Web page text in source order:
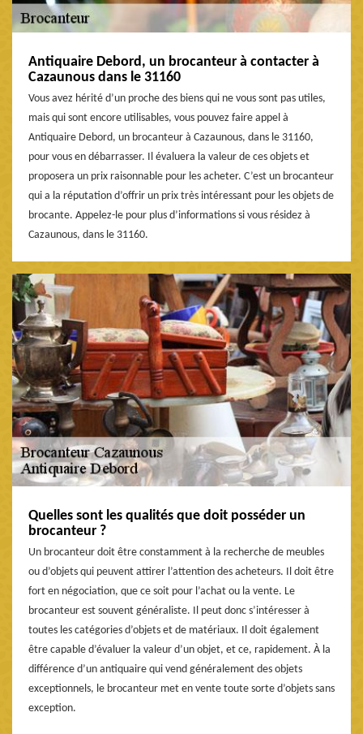
Antiquaire Debord, un brocanteur à contacter à
Cazaunous dans le 31160
Vous avez hérité d’un proche des biens qui ne vous sont pas utiles,
mais qui sont encore utilisables, vous pouvez faire appel à
Antiquaire Debord, un brocanteur à Cazaunous, dans le 31160,
pour vous en débarrasser. Il évaluera la valeur de ces objets et
proposera un prix raisonnable pour les acheter. C’est un brocanteur
qui a la réputation d’offrir un prix très intéressant pour les objets de
brocante. Appelez-le pour plus d’informations si vous résidez à
Cazaunous, dans le 31160.
Quelles sont les qualités que doit posséder un
brocanteur ?
Un brocanteur doit être constamment à la recherche de meubles
ou d’objets qui peuvent attirer l’attention des acheteurs. Il doit être
fort en négociation, que ce soit pour l’achat ou la vente. Le
brocanteur est souvent généraliste. Il peut donc s’intéresser à
toutes les catégories d’objets et de matériaux. Il doit également
être capable d’évaluer la valeur d’un objet, et ce, rapidement. À la
différence d’un antiquaire qui vend généralement des objets
exceptionnels, le brocanteur met en vente toute sorte d’objets sans
exception.